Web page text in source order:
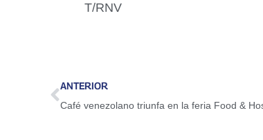
T/RNV
ANTERIOR
Café venezolano triunfa en la feria Food &